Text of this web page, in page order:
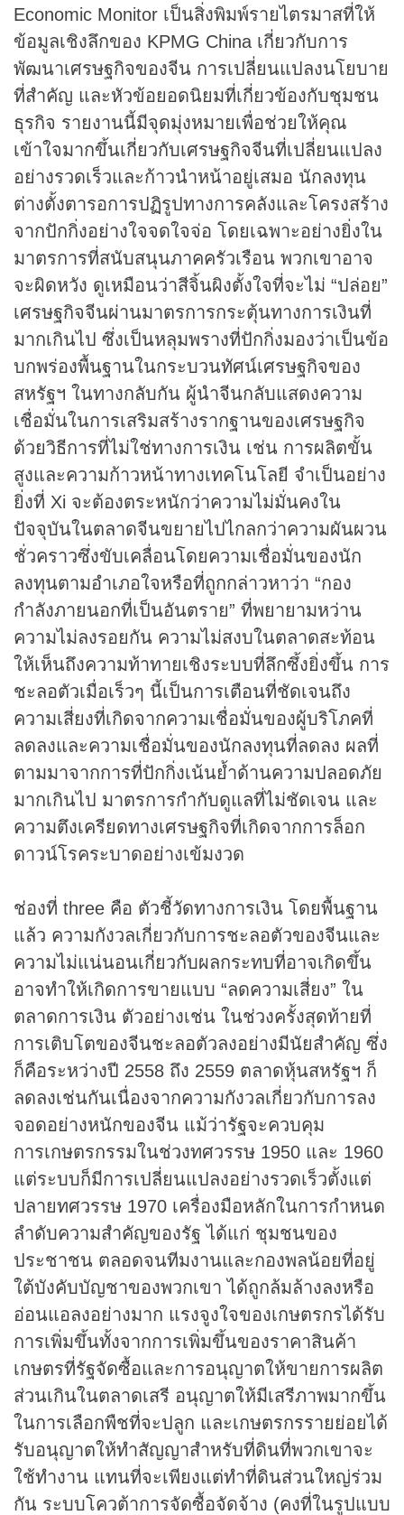
Economic Monitor เป็นสิ่งพิมพ์รายไตรมาสที่ให้
ข้อมูลเชิงลึกของ KPMG China เกี่ยวกับการ
พัฒนาเศรษฐกิจของจีน การเปลี่ยนแปลงนโยบาย
ที่สำคัญ และหัวข้อยอดนิยมที่เกี่ยวข้องกับชุมชน
ธุรกิจ รายงานนี้มีจุดมุ่งหมายเพื่อช่วยให้คุณ
เข้าใจมากขึ้นเกี่ยวกับเศรษฐกิจจีนที่เปลี่ยนแปลง
อย่างรวดเร็วและก้าวนำหน้าอยู่เสมอ นักลงทุน
ต่างตั้งตารอการปฏิรูปทางการคลังและโครงสร้าง
จากปักกิ่งอย่างใจจดใจจ่อ โดยเฉพาะอย่างยิ่งใน
มาตรการที่สนับสนุนภาคครัวเรือน พวกเขาอาจ
จะผิดหวัง ดูเหมือนว่าสีจิ้นผิงตั้งใจที่จะไม่ “ปล่อย”
เศรษฐกิจจีนผ่านมาตรการกระตุ้นทางการเงินที่
มากเกินไป ซึ่งเป็นหลุมพรางที่ปักกิ่งมองว่าเป็นข้อ
บกพร่องพื้นฐานในกระบวนทัศน์เศรษฐกิจของ
สหรัฐฯ ในทางกลับกัน ผู้นำจีนกลับแสดงความ
เชื่อมั่นในการเสริมสร้างรากฐานของเศรษฐกิจ
ด้วยวิธีการที่ไม่ใช่ทางการเงิน เช่น การผลิตขั้น
สูงและความก้าวหน้าทางเทคโนโลยี จำเป็นอย่าง
ยิ่งที่ Xi จะต้องตระหนักว่าความไม่มั่นคงใน
ปัจจุบันในตลาดจีนขยายไปไกลกว่าความผันผวน
ชั่วคราวซึ่งขับเคลื่อนโดยความเชื่อมั่นของนัก
ลงทุนตามอำเภอใจหรือที่ถูกกล่าวหาว่า “กอง
กำลังภายนอกที่เป็นอันตราย” ที่พยายามหว่าน
ความไม่ลงรอยกัน ความไม่สงบในตลาดสะท้อน
ให้เห็นถึงความท้าทายเชิงระบบที่ลึกซึ้งยิ่งขึ้น การ
ชะลอตัวเมื่อเร็วๆ นี้เป็นการเตือนที่ชัดเจนถึง
ความเสี่ยงที่เกิดจากความเชื่อมั่นของผู้บริโภคที่
ลดลงและความเชื่อมั่นของนักลงทุนที่ลดลง ผลที่
ตามมาจากการที่ปักกิ่งเน้นย้ำด้านความปลอดภัย
มากเกินไป มาตรการกำกับดูแลที่ไม่ชัดเจน และ
ความตึงเครียดทางเศรษฐกิจที่เกิดจากการล็อก
ดาวน์โรคระบาดอย่างเข้มงวด
ช่องที่ three คือ ตัวชี้วัดทางการเงิน โดยพื้นฐาน
แล้ว ความกังวลเกี่ยวกับการชะลอตัวของจีนและ
ความไม่แน่นอนเกี่ยวกับผลกระทบที่อาจเกิดขึ้น
อาจทำให้เกิดการขายแบบ “ลดความเสี่ยง” ใน
ตลาดการเงิน ตัวอย่างเช่น ในช่วงครั้งสุดท้ายที่
การเติบโตของจีนชะลอตัวลงอย่างมีนัยสำคัญ ซึ่ง
ก็คือระหว่างปี 2558 ถึง 2559 ตลาดหุ้นสหรัฐฯ ก็
ลดลงเช่นกันเนื่องจากความกังวลเกี่ยวกับการลง
จอดอย่างหนักของจีน แม้ว่ารัฐจะควบคุม
การเกษตรกรรมในช่วงทศวรรษ 1950 และ 1960
แต่ระบบก็มีการเปลี่ยนแปลงอย่างรวดเร็วตั้งแต่
ปลายทศวรรษ 1970 เครื่องมือหลักในการกำหนด
ลำดับความสำคัญของรัฐ ได้แก่ ชุมชนของ
ประชาชน ตลอดจนทีมงานและกองพลน้อยที่อยู่
ใต้บังคับบัญชาของพวกเขา ได้ถูกล้มล้างลงหรือ
อ่อนแอลงอย่างมาก แรงจูงใจของเกษตรกรได้รับ
การเพิ่มขึ้นทั้งจากการเพิ่มขึ้นของราคาสินค้า
เกษตรที่รัฐจัดซื้อและการอนุญาตให้ขายการผลิต
ส่วนเกินในตลาดเสรี อนุญาตให้มีเสรีภาพมากขึ้น
ในการเลือกพืชที่จะปลูก และเกษตรกรรายย่อยได้
รับอนุญาตให้ทำสัญญาสำหรับที่ดินที่พวกเขาจะ
ใช้ทำงาน แทนที่จะเพียงแต่ทำที่ดินส่วนใหญ่ร่วม
กัน ระบบโควต้าการจัดซื้อจัดจ้าง (คงที่ในรูปแบบ